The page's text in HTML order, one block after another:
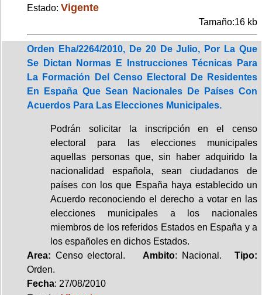
Estado: Vigente
Tamaño:16 kb
Orden Eha/2264/2010, De 20 De Julio, Por La Que
Se Dictan Normas E Instrucciones Técnicas Para
La Formación Del Censo Electoral De Residentes
En España Que Sean Nacionales De Países Con
Acuerdos Para Las Elecciones Municipales.
Podrán solicitar la inscripción en el censo
electoral para las elecciones municipales
aquellas personas que, sin haber adquirido la
nacionalidad española, sean ciudadanos de
países con los que España haya establecido un
Acuerdo reconociendo el derecho a votar en las
elecciones municipales a los nacionales
miembros de los referidos Estados en España y a
los españoles en dichos Estados.
Area: Censo electoral. Ambito: Nacional. Tipo:
Orden.
Fecha: 27/08/2010